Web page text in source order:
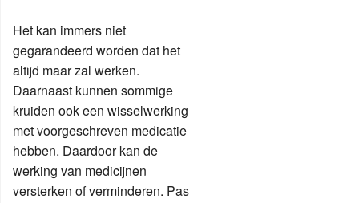
Het kan immers niet
gegarandeerd worden dat het
altijd maar zal werken.
Daarnaast kunnen sommige
kruiden ook een wisselwerking
met voorgeschreven medicatie
hebben. Daardoor kan de
werking van medicijnen
versterken of verminderen. Pas